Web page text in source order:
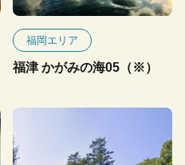
福岡エリア
福津 かがみの海05（※）